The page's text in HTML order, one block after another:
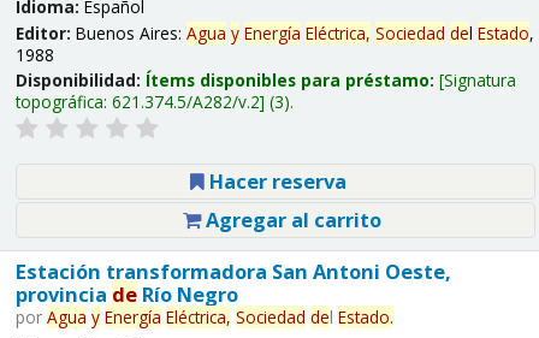
Idioma: Español
Editor: Buenos Aires: Agua y Energía Eléctrica, Sociedad del Estado,
1988
Disponibilidad: Ítems disponibles para préstamo: Signatura
topográfica: 621.374.5/A282/v.2 (3).
Hacer reserva
Agregar al carrito
Estación transformadora San Antoni Oeste,
provincia deRío Negro
por Agua y Energía Eléctrica, Sociedad del Estado.